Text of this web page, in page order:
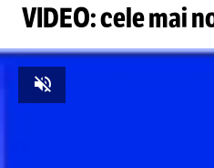
VIDEO: cele mai
Unmute